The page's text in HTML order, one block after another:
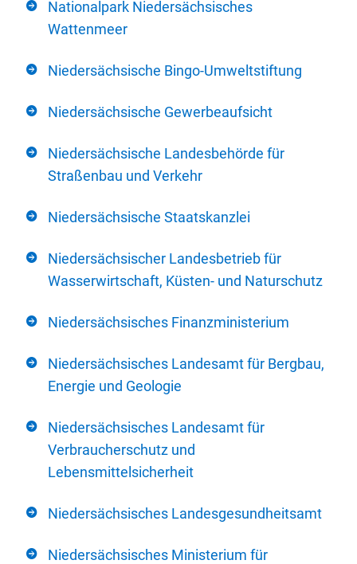
Nationalpark Niedersächsisches
Wattenmeer
Niedersächsische Bingo-Umweltstiftung
Niedersächsische Gewerbeaufsicht
Niedersächsische Landesbehörde für
Straßenbau und Verkehr
Niedersächsische Staatskanzlei
Niedersächsischer Landesbetrieb für
Wasserwirtschaft, Küsten- und Naturschutz
Niedersächsisches Finanzministerium
Niedersächsisches Landesamt für Bergbau,
Energie und Geologie
Niedersächsisches Landesamt für
Verbraucherschutz und
Lebensmittelsicherheit
Niedersächsisches Landesgesundheitsamt
Niedersächsisches Ministerium für